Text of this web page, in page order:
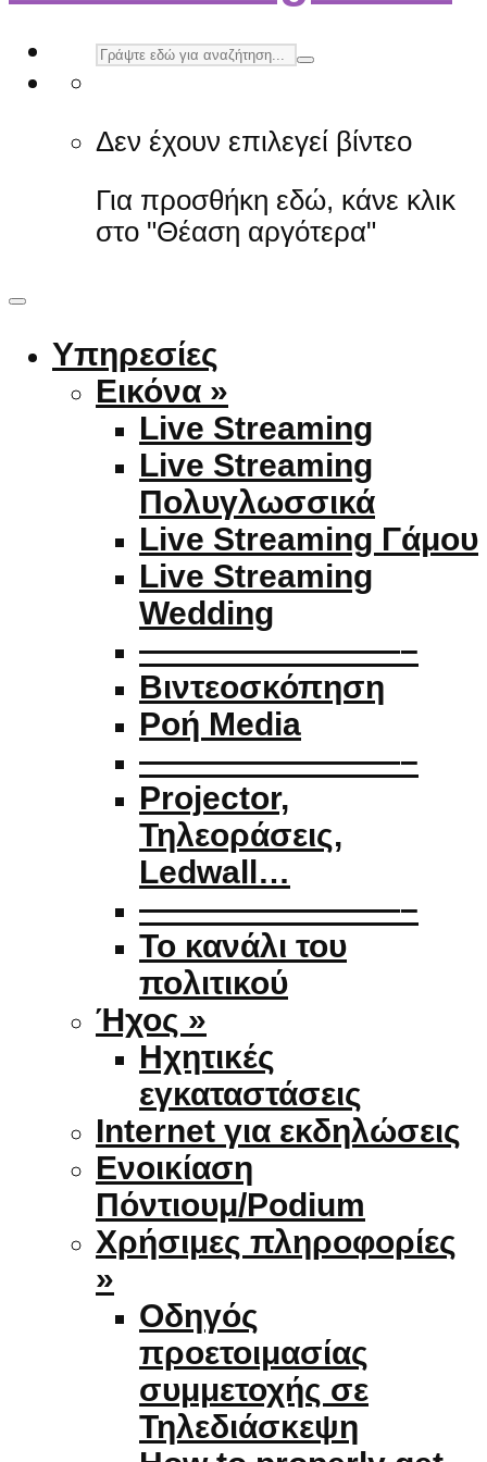
Δεν έχουν επιλεγεί βίντεο
Για προσθήκη εδώ, κάνε κλικ
στο "Θέαση αργότερα"
Υπηρεσίες
Εικόνα »
Live Streaming
Live Streaming
Πολυγλωσσικά
Live Streaming Γάμου
Live Streaming
Wedding
————————–
Βιντεοσκόπηση
Ροή Media
————————–
Projector,
Τηλεοράσεις,
Ledwall…
————————–
Το κανάλι του
πολιτικού
Ήχος »
Ηχητικές
εγκαταστάσεις
Internet για εκδηλώσεις
Ενοικίαση
Πόντιουμ/Podium
Χρήσιμες πληροφορίες
»
Οδηγός
προετοιμασίας
συμμετοχής σε
Τηλεδιάσκεψη